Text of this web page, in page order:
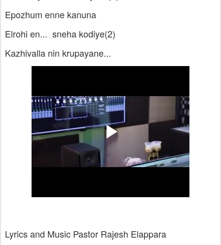
Epozhum enne kanuna
Elrohi en... sneha kodiye(2)
Kazhivalla nin krupayane...
Lyrics and Music Pastor Rajesh Elappara